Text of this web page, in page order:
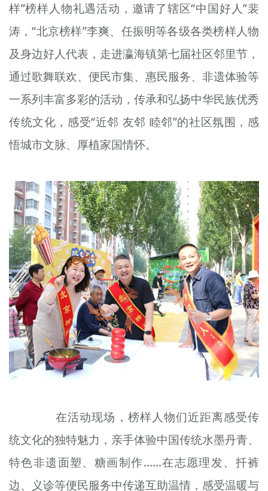
宣传思想文化人才
专题
资料库
+
样”榜样人物礼遇活动，邀请了辖区“中国好人”裴
涛，“北京榜样”李爽、任振明等各级各类榜样人物
及身边好人代表，走进瀛海镇第七届社区邻里节，
通过歌舞联欢、便民市集、惠民服务、非遗体验等
一系列丰富多彩的活动，传承和弘扬中华民族优秀
传统文化，感受“近邻 友邻 睦邻”的社区氛围，感
悟城市文脉、厚植家国情怀。
在活动现场，榜样人物们近距离感受传
统文化的独特魅力，亲手体验中国传统水墨丹青、
特色非遗面塑、糖画制作……在志愿理发、扦裤
边、义诊等便民服务中传递互助温情，感受温暖与